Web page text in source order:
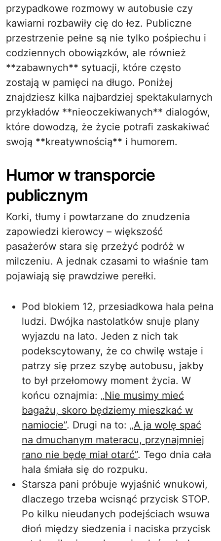
przypadkowe rozmowy w autobusie czy
kawiarni rozbawiły cię do łez. Publiczne
przestrzenie pełne są nie tylko pośpiechu i
codziennych obowiązków, ale również
**zabawnych** sytuacji, które często
zostają w pamięci na długo. Poniżej
znajdziesz kilka najbardziej spektakularnych
przykładów **nieoczekiwanych** dialogów,
które dowodzą, że życie potrafi zaskakiwać
swoją **kreatywnością** i humorem.
Humor w transporcie
publicznym
Korki, tłumy i powtarzane do znudzenia
zapowiedzi kierowcy – większość
pasażerów stara się przeżyć podróż w
milczeniu. A jednak czasami to właśnie tam
pojawiają się prawdziwe perełki.
Pod blokiem 12, przesiadkowa hala pełna
ludzi. Dwójka nastolatków snuje plany
wyjazdu na lato. Jeden z nich tak
podekscytowany, że co chwilę wstaje i
patrzy się przez szybę autobusu, jakby
to był przełomowy moment życia. W
końcu oznajmia: „Nie musimy mieć
bagażu, skoro będziemy mieszkać w
namiocie”. Drugi na to: „A ja wolę spać
na dmuchanym materacu, przynajmniej
rano nie będę miał otarć”. Tego dnia cała
hala śmiała się do rozpuku.
Starsza pani próbuje wyjaśnić wnukowi,
dlaczego trzeba wcisnąć przycisk STOP.
Po kilku nieudanych podejściach wsuwa
dłoń między siedzenia i naciska przycisk